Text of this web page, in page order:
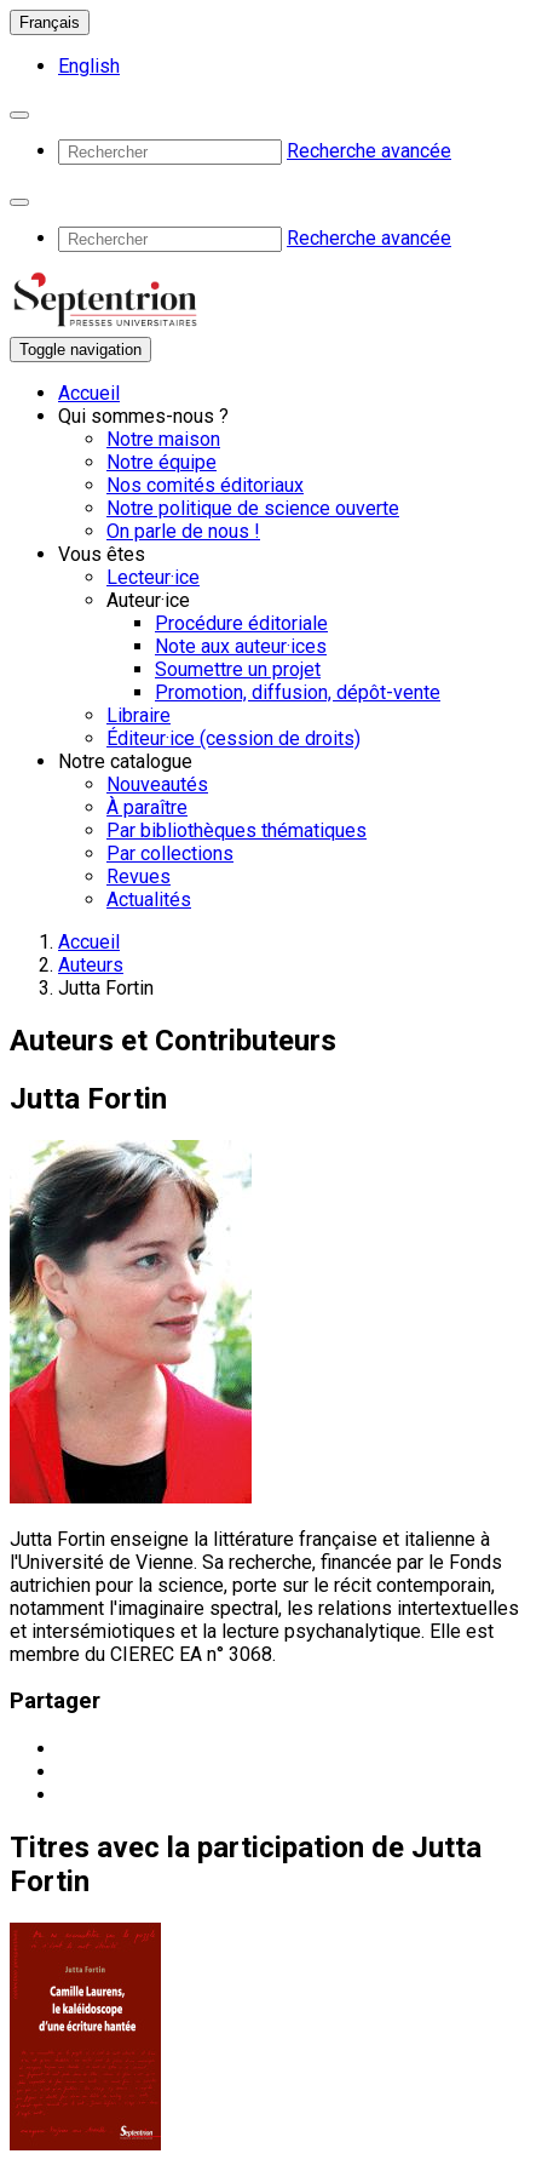
Français
English
Recherche avancée
Recherche avancée
Toggle navigation
Accueil
Qui sommes-nous ?
Notre maison
Notre équipe
Nos comités éditoriaux
Notre politique de science ouverte
On parle de nous !
Vous êtes
Lecteur·ice
Auteur·ice
Procédure éditoriale
Note aux auteur·ices
Soumettre un projet
Promotion, diffusion, dépôt-vente
Libraire
Éditeur·ice (cession de droits)
Notre catalogue
Nouveautés
À paraître
Par bibliothèques thématiques
Par collections
Revues
Actualités
Accueil
Auteurs
Jutta Fortin
Auteurs et Contributeurs
Jutta Fortin
Jutta Fortin enseigne la littérature française et italienne à
l'Université de Vienne. Sa recherche, financée par le Fonds
autrichien pour la science, porte sur le récit contemporain,
notamment l'imaginaire spectral, les relations intertextuelles
et intersémiotiques et la lecture psychanalytique. Elle est
membre du CIEREC EA n° 3068.
Partager
Titres avec la participation de Jutta
Fortin